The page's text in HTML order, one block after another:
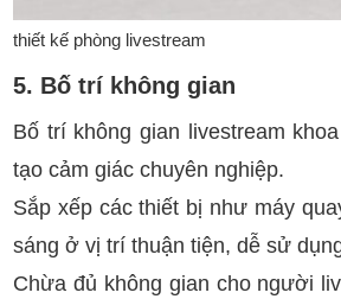
thiết kế phòng livestream
5. Bố trí không gian
Bố trí không gian livestream
tạo cảm giác chuyên nghiệp.
Sắp xếp các thiết bị như máy
sáng ở vị trí thuận tiện, dễ sử
Chừa đủ không gian cho người